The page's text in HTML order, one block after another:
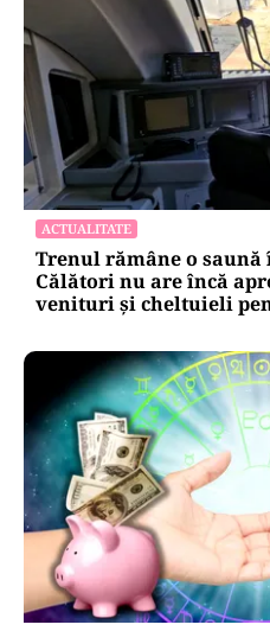
ACTUALITATE
Trenul rămâne o saună
Călători nu are încă
venituri și cheltuieli